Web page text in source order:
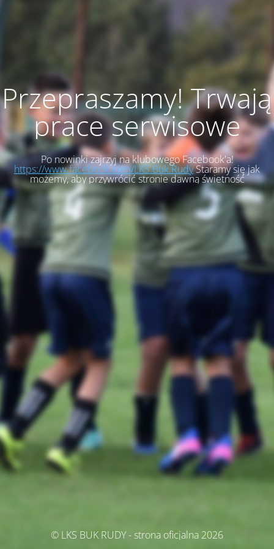
Przepraszamy! Trwają
prace serwisowe
Po nowinki zajrzyj na klubowego Facebook'a!
https://www.facebook.com/LKS.Buk.RudyStaramy się jak
możemy, aby przywrócić stronie dawną świetność
© LKS BUK RUDY - strona oficjalna 2026